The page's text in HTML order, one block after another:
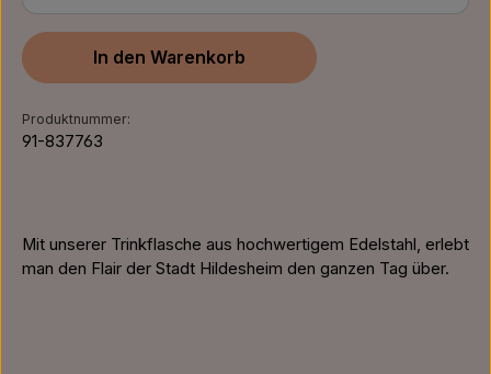
In den Warenkorb
Produktnummer:
91-837763
Mit unserer Trinkflasche aus hochwertigem Edelstahl, erlebt
man den Flair der Stadt Hildesheim den ganzen Tag über.